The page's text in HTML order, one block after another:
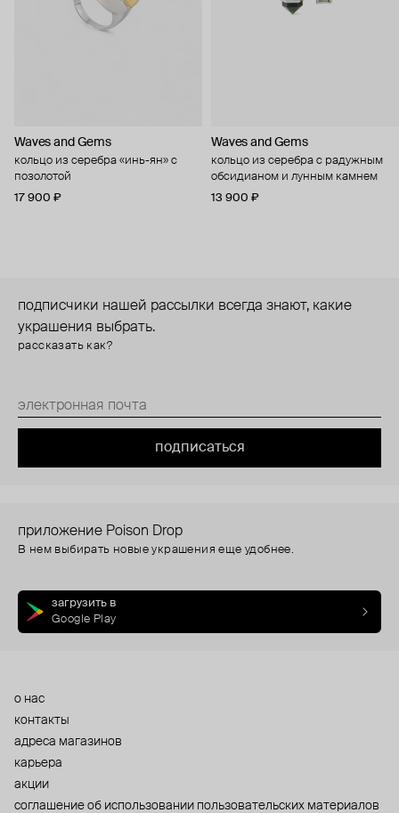
Waves and Gems
кольцо из серебра «инь-ян» с
позолотой
17 900 ₽
Waves and Gems
кольцо из серебра с радужным
обсидианом и лунным камнем
13 900 ₽
подписчики нашей рассылки всегда знают, какие
украшения выбрать.
рассказать как?
подписаться
приложение Poison Drop
В нем выбирать новые украшения еще удобнее.
загрузить в
Google Play
о нас
контакты
адреса магазинов
карьера
акции
cоглашение об использовании пользовательских материалов